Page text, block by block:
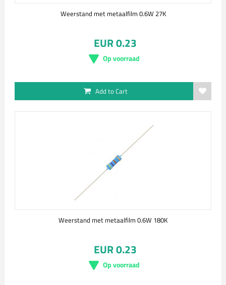
Weerstand met metaalfilm 0.6W 27K
EUR 0.23
Op voorraad
Add to Cart
Weerstand met metaalfilm 0.6W 180K
EUR 0.23
Op voorraad